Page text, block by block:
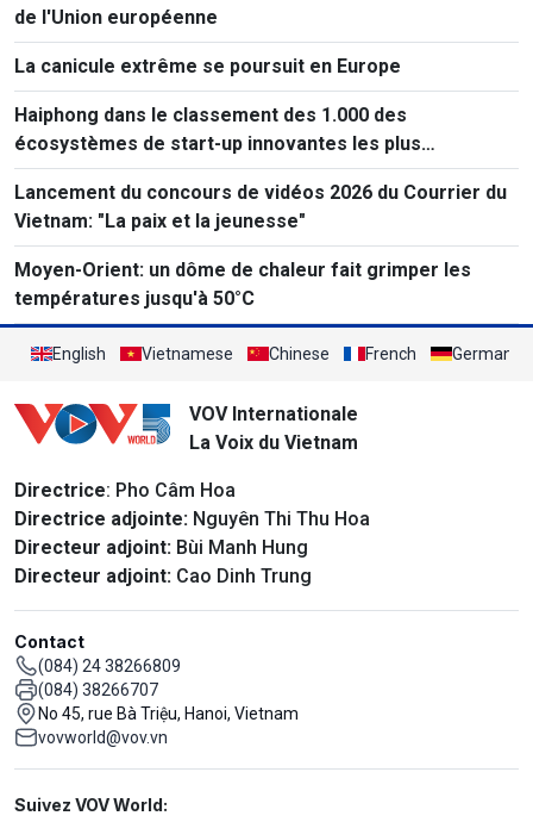
de l'Union européenne
La canicule extrême se poursuit en Europe
Haiphong dans le classement des 1.000 des
écosystèmes de start-up innovantes les plus
performants au monde
Lancement du concours de vidéos 2026 du Courrier du
Vietnam: "La paix et la jeunesse"
Moyen-Orient: un dôme de chaleur fait grimper les
températures jusqu'à 50°C
English Vietnamese Chinese French German
VOV Internationale
La Voix du Vietnam
Directrice: Pho Câm Hoa
Directrice adjointe: Nguyên Thi Thu Hoa
Directeur adjoint: Bùi Manh Hung
Directeur adjoint: Cao Dinh Trung
Contact
(084) 24 38266809
(084) 38266707
No 45, rue Bà Triệu, Hanoi, Vietnam
vovworld@vov.vn
Mạng xã hội
Suivez VOV World: